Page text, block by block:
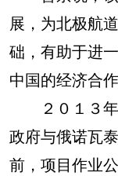
展，为北极航
础，有助于进
中国的经济合作
２０１３年
政府与俄诺瓦
前，项目作业